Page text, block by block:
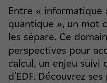
Entre «
quantique », un mot
les sépare. Ce
perspectives pour
calcul, un enjeu suivi
d’EDF. Découvrez